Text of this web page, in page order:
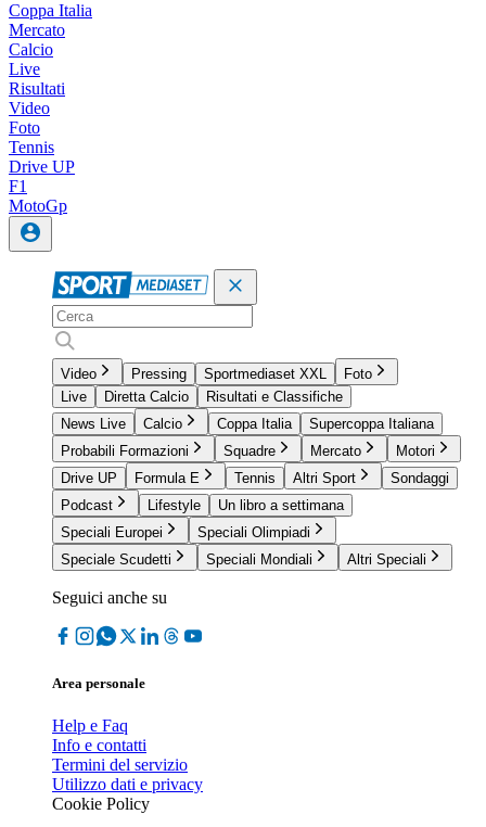
Coppa Italia
Mercato
Calcio
Live
Risultati
Video
Foto
Tennis
Drive UP
F1
MotoGp
Video Pressing Sportmediaset XXL
Foto
Live
Diretta Calcio
Risultati e Classifiche
News Live
Calcio Coppa Italia
Supercoppa Italiana
Probabili Formazioni
Squadre Mercato
Motori
Drive UP
Formula E Tennis Altri Sport
Sondaggi
Podcast
Lifestyle
Un libro a settimana
Speciali Europei
Speciali Olimpiadi
Speciale Scudetti
Speciali Mondiali Altri Speciali
Seguici anche su
Area personale
Help e Faq
Info e contatti
Termini del servizio
Utilizzo dati e privacy
Cookie Policy